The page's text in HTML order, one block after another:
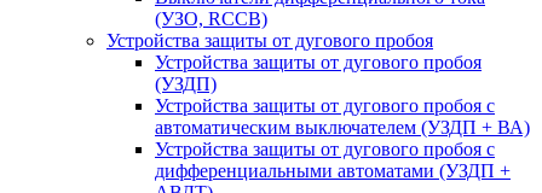
(УЗО, RCCB)
Устройства защиты от дугового пробоя
Устройства защиты от дугового пробоя
(УЗДП)
Устройства защиты от дугового пробоя с
автоматическим выключателем (УЗДП + ВА)
Устройства защиты от дугового пробоя с
дифференциальными автоматами (УЗДП +